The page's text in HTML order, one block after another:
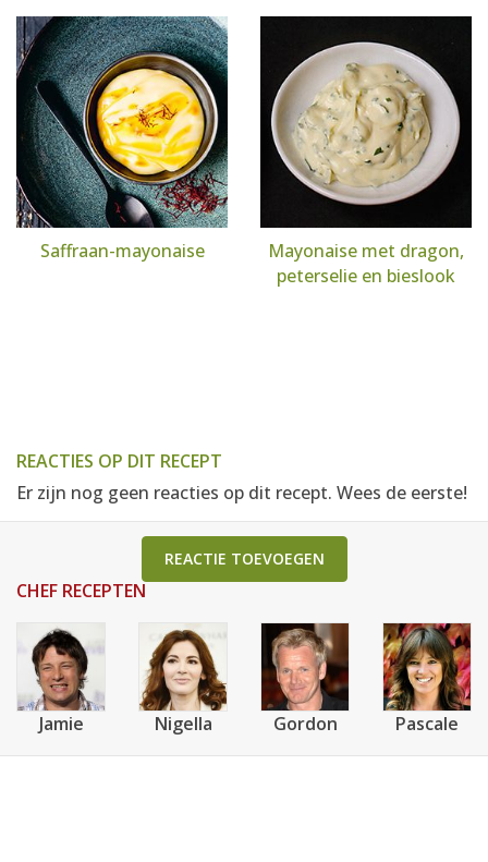
Saffraan-mayonaise
Mayonaise met dragon,
peterselie en bieslook
REACTIES OP DIT RECEPT
Er zijn nog geen reacties op dit recept. Wees de eerste!
REACTIE TOEVOEGEN
CHEF RECEPTEN
Jamie Nigella Gordon Pascale